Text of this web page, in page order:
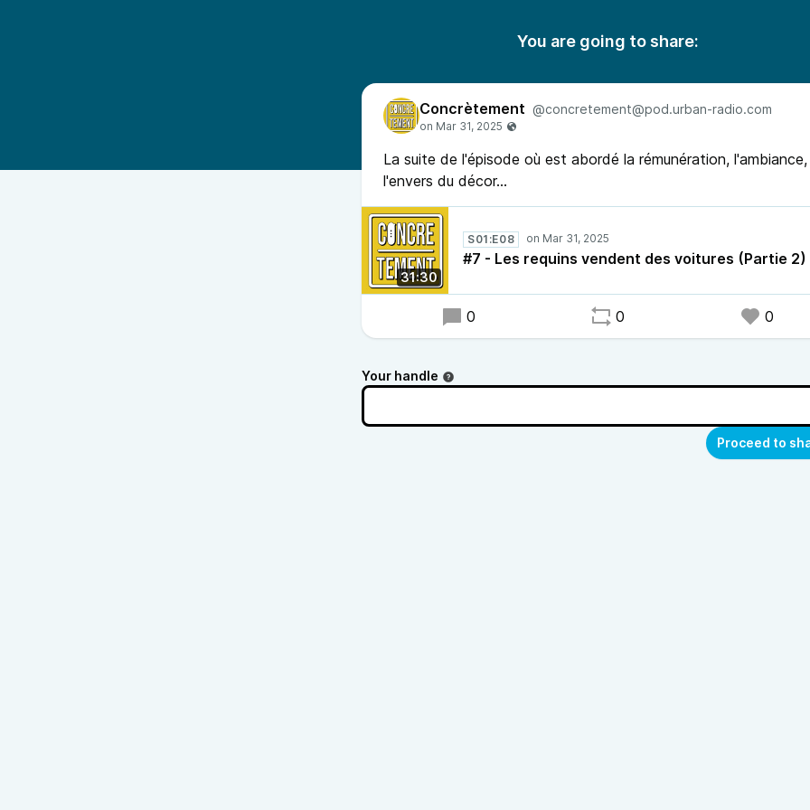
You are going to share:
Concrètement @concretement@pod.urban-radio.com
La suite de l'épisode où est abordé la rémunération, l'ambiance,
l'envers du décor...
31:30
S01:E08
#7 - Les requins vendent des voitures (Partie 2)
0 0 0
Your handle
Proceed to